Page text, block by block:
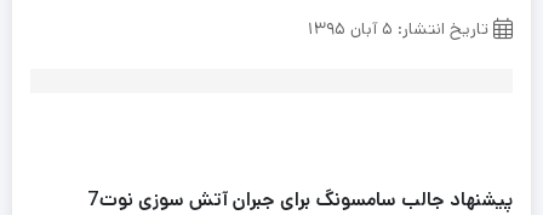
تاریخ انتشار: ۵ آبان ۱۳۹۵
پیشنهاد جالب سامسونگ برای جبران آتش سوزی نوت7